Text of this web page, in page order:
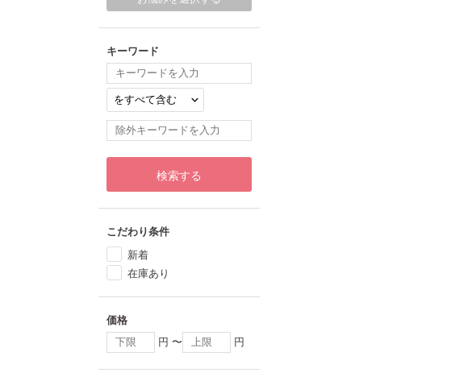
キーワード
検索する
こだわり条件
新着
在庫あり
価格
円 〜 円